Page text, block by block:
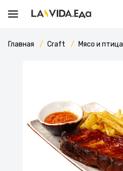
Главная Craft Мясо и птица